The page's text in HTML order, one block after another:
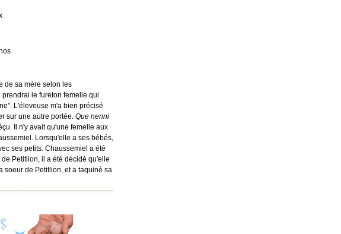
de sa mère selon les
le fureton femelle qui
L'éleveuse m'a bien précisé
sur une autre portée. Que nenni
Il n'y avait qu'une femelle aux
Lorsqu'elle a ses bébés,
ses petits. Chaussemiel a été
Petitlion, il a été décidé qu'elle
soeur de Petitlion, et a taquiné sa